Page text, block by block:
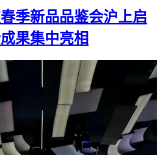
季新品品鉴会沪上启
果集中亮相